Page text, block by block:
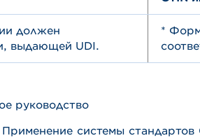
должен
выдающей UDI.
*
руководство
Применение системы